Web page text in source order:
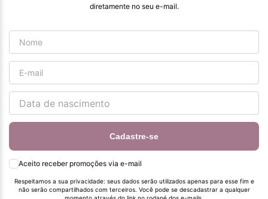
diretamente no seu e-mail.
Cadastre-se
Aceito receber promoções via e-mail
Respeitamos a sua privacidade: seus dados serão utilizados apenas para esse fim e
não serão compartilhados com terceiros. Você pode se descadastrar a qualquer